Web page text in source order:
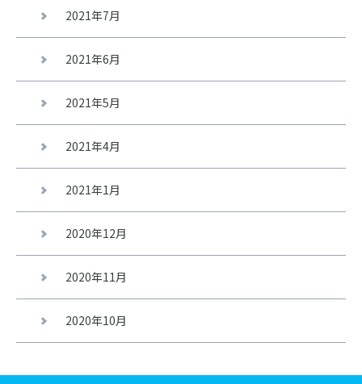
2021年7月
2021年6月
2021年5月
2021年4月
2021年1月
2020年12月
2020年11月
2020年10月